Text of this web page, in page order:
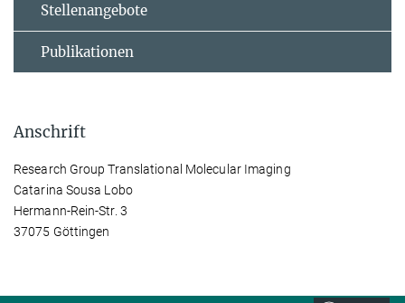
Stellenangebote
Publikationen
Anschrift
Research Group Translational Molecular Imaging
Catarina Sousa Lobo
Hermann-Rein-Str. 3
37075 Göttingen